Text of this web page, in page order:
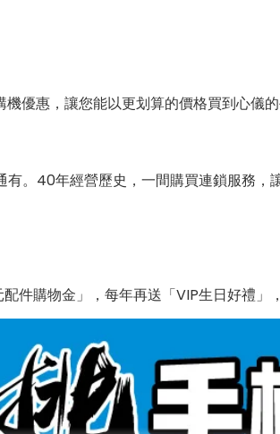
優惠，讓您能以更划算的價格買到心儀的
。40年經營歷史，一間購買連鎖服務，
件購物金」，每年再送「VIP生日好禮」